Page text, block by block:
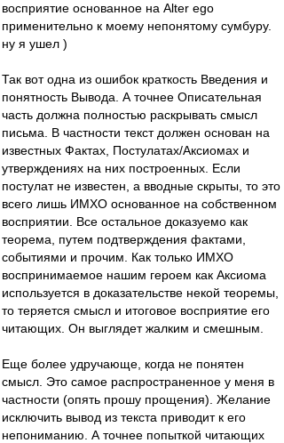
восприятие основанное на Alter ego
применительно к моему непонятому сумбуру.
ну я ушел )
Так вот одна из ошибок краткость Введения и
понятность Вывода. А точнее Описательная
часть должна полностью раскрывать смысл
письма. В частности текст должен основан на
известных Фактах, Постулатах/Аксиомах и
утверждениях на них построенных. Если
постулат не известен, а вводные скрыты, то это
всего лишь ИМХО основанное на собственном
восприятии. Все остальное доказуемо как
теорема, путем подтверждения фактами,
событиями и прочим. Как только ИМХО
воспринимаемое нашим героем как Аксиома
используется в доказательстве некой теоремы,
то теряется смысл и итоговое восприятие его
читающих. Он выглядет жалким и смешным.
Еще более удручающе, когда не понятен
смысл. Это самое распространенное у меня в
частности (опять прошу прощения). Желание
исключить вывод из текста приводит к его
непониманию. А точнее попыткой читающих